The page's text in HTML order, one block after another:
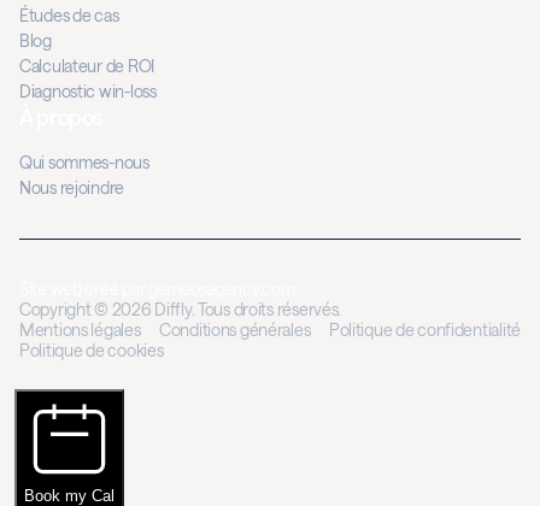
Études de cas
Blog
Calculateur de ROI
Diagnostic win-loss
Qui sommes-nous
Nous rejoindre
Copyright © 2026 Diffly. Tous droits réservés.
Mentions légales
Conditions générales
Politique de confidentialité
Politique de cookies